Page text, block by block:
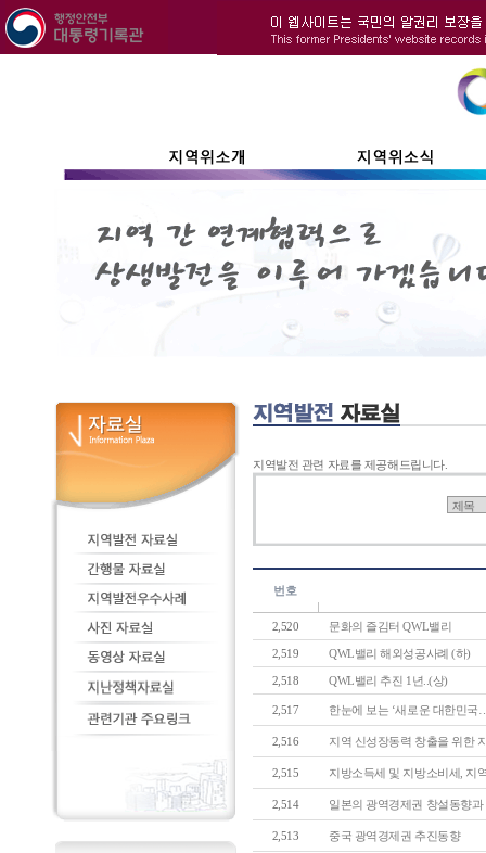
지역발전 관련 자료를 제공해드립니다.
번호
2,520 문화의 즐김터 QWL밸리
2,519 QWL밸리 해외성공사례 (하)
2,518 QWL밸리 추진 1년..(상)
2,517 한눈에 보는 ‘새로운 대한민국
2,516 지역 신성장동력 창출을 위한
2,515 지방소득세 및 지방소비세, 지
2,514 일본의 광역경제권 창설동향과
2,513 중국 광역경제권 추진동향